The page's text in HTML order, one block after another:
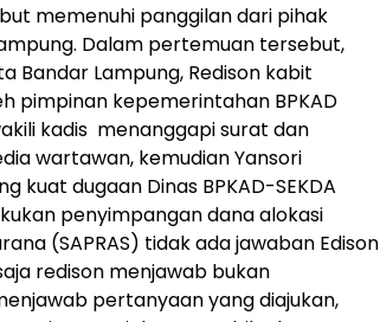
memenuhi panggilan dari pihak
Dalam pertemuan tersebut,
Bandar Lampung, Redison kabit
pimpinan kepemerintahan BPKAD
kadis menanggapi surat dan
wartawan, kemudian Yansori
kuat dugaan Dinas BPKAD-SEKDA
penyimpangan dana alokasi
(SAPRAS) tidak ada jawaban Edison
redison menjawab bukan
pertanyaan yang diajukan,